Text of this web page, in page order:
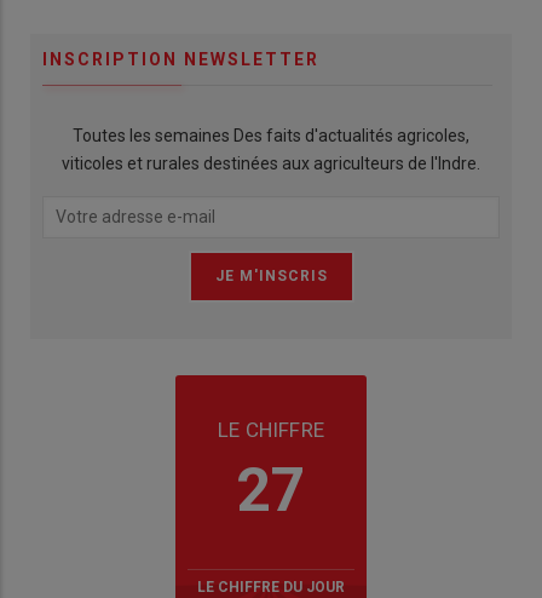
INSCRIPTION NEWSLETTER
Toutes les semaines Des faits d'actualités agricoles,
viticoles et rurales destinées aux agriculteurs de l'Indre.
LE CHIFFRE
27
LE CHIFFRE DU JOUR